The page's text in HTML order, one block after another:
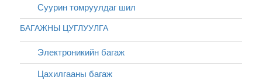
Суурин томруулдаг шил
БАГАЖНЫ ЦУГЛУУЛГА
Электроникийн багаж
Цахилгааны багаж